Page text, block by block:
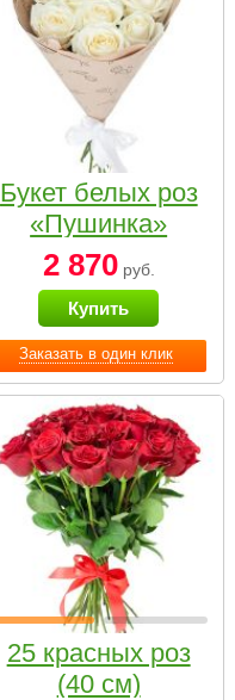
Заказать в один клик
Букет белых роз
«Пушинка»
2 870руб.
Купить
25 красных роз
(40 см)